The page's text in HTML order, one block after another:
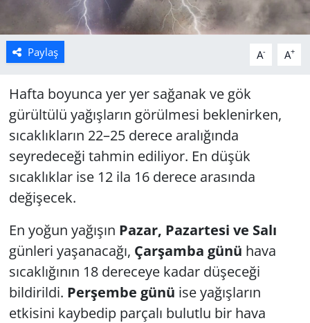
Paylaş A- A+
Hafta boyunca yer yer sağanak ve gök
gürültülü yağışların görülmesi beklenirken,
sıcaklıkların 22–25 derece aralığında
seyredeceği tahmin ediliyor. En düşük
sıcaklıklar ise 12 ila 16 derece arasında
değişecek.
En yoğun yağışın Pazar, Pazartesi ve Salı
günleri yaşanacağı, Çarşamba günü hava
sıcaklığının 18 dereceye kadar düşeceği
bildirildi. Perşembe günü ise yağışların
etkisini kaybedip parçalı bulutlu bir hava